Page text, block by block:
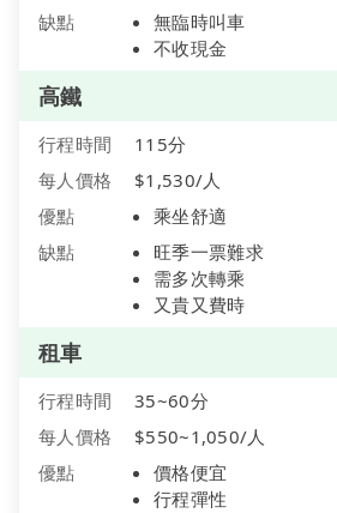
缺點
無臨時叫車
不收現金
高鐵
行程時間
115分
每人價格
$1,530/人
優點
乘坐舒適
缺點
旺季一票難求
需多次轉乘
又貴又費時
租車
行程時間
35~60分
每人價格
$550~1,050/人
優點
價格便宜
行程彈性